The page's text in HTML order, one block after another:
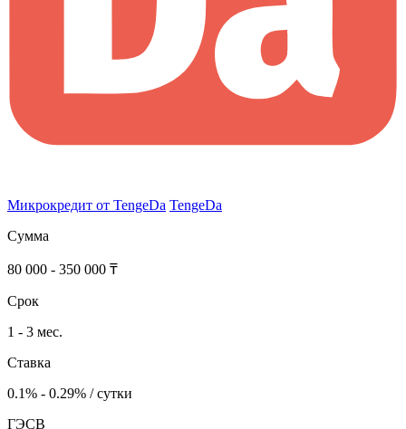
Микрокредит от TengeDa TengeDa
Сумма
80 000 - 350 000 ₸
Срок
1 - 3 мес.
Ставка
0.1% - 0.29% / сутки
ГЭСВ